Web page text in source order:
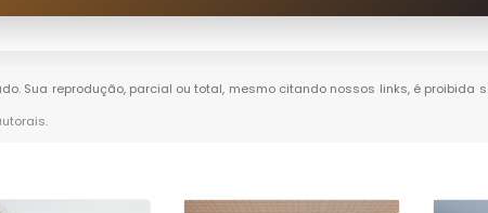
Sua reprodução, parcial ou total, mesmo citando nossos links, é proibida
.